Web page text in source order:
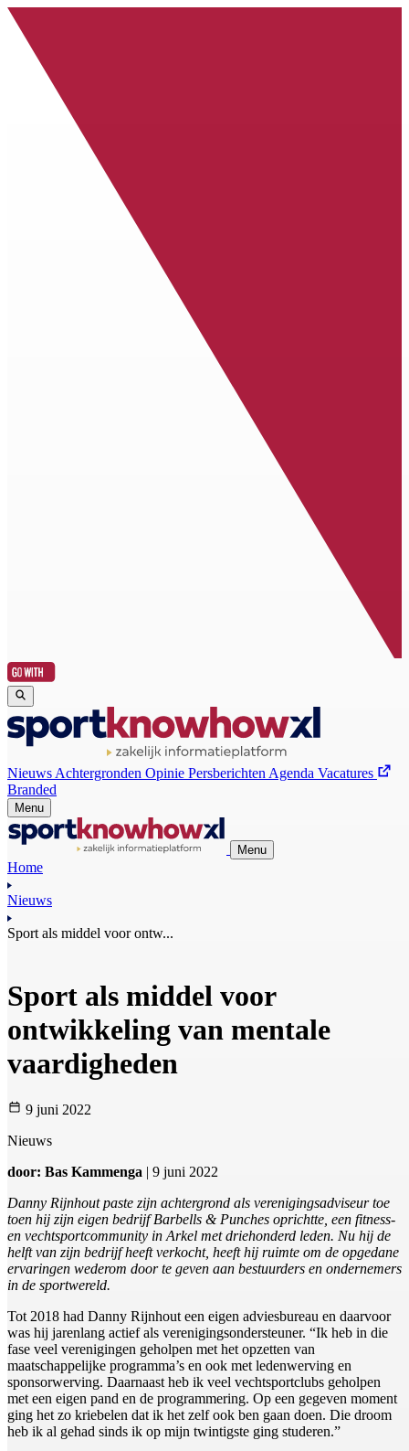
Nieuws Achtergronden Opinie Persberichten Agenda Vacatures
Branded
Menu
Menu
Home
Nieuws
Sport als middel voor ontw...
Sport als middel voor
ontwikkeling van mentale
vaardigheden
9 juni 2022
Nieuws
door: Bas Kammenga | 9 juni 2022
Danny Rijnhout paste zijn achtergrond als verenigingsadviseur toe
toen hij zijn eigen bedrijf Barbells & Punches oprichtte, een fitness-
en vechtsportcommunity in Arkel met driehonderd leden. Nu hij de
helft van zijn bedrijf heeft verkocht, heeft hij ruimte om de opgedane
ervaringen wederom door te geven aan bestuurders en ondernemers
in de sportwereld.
Tot 2018 had Danny Rijnhout een eigen adviesbureau en daarvoor
was hij jarenlang actief als verenigingsondersteuner. “Ik heb in die
fase veel verenigingen geholpen met het opzetten van
maatschappelijke programma’s en ook met ledenwerving en
sponsorwerving. Daarnaast heb ik veel vechtsportclubs geholpen
met een eigen pand en de programmering. Op een gegeven moment
ging het zo kriebelen dat ik het zelf ook ben gaan doen. Die droom
heb ik al gehad sinds ik op mijn twintigste ging studeren.”